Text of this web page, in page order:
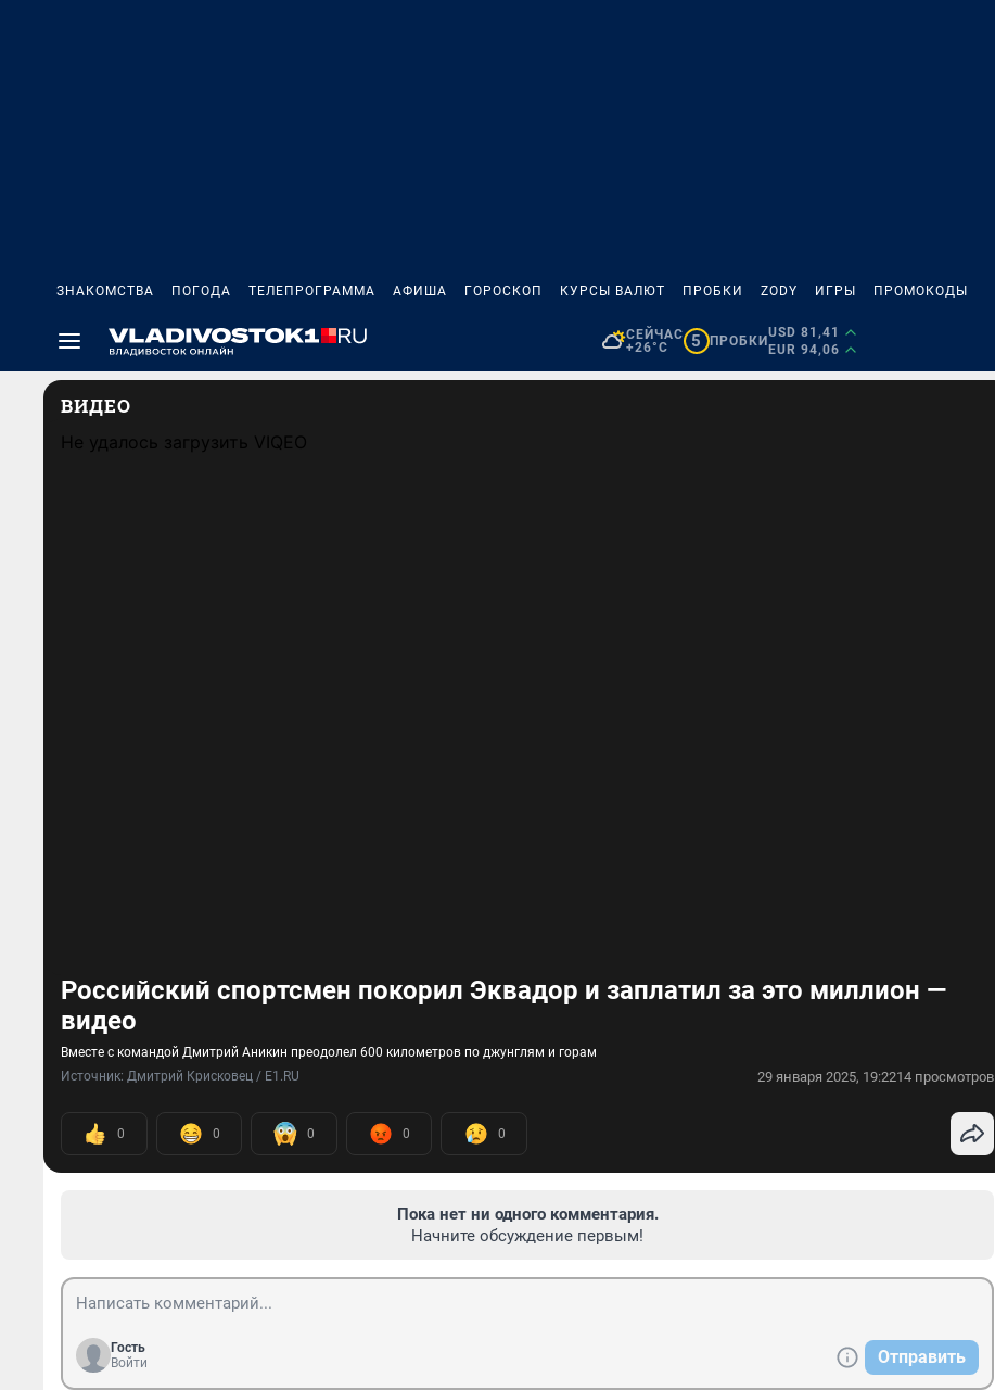
ЗНАКОМСТВА ПОГОДА ТЕЛЕПРОГРАММА АФИША ГОРОСКОП КУРСЫ ВАЛЮТ ПРОБКИ ZODY ИГРЫ ПРОМОКОДЫ
СЕЙЧАС
+26°C
5 ПРОБКИ
USD 81,41
EUR 94,06
ВИДЕО
Не удалось загрузить VIQEO
Российский спортсмен покорил Эквадор и заплатил за это миллион —
видео
Вместе с командой Дмитрий Аникин преодолел 600 километров по джунглям и горам
Источник: Дмитрий Крисковец / E1.RU 29 января 2025, 19:2214 просмотров
0 0 0 0 0
Пока нет ни одного комментария.
Начните обсуждение первым!
Гость
Войти
Отправить